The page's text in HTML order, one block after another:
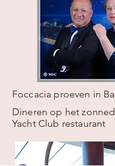
Foccacia proeven in
Dineren op het
Yacht Club restaurant